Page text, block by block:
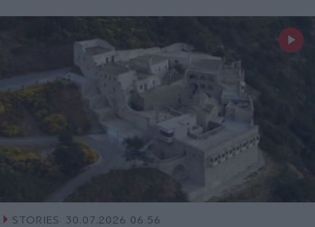
STORIES
30.07.2026 06:56